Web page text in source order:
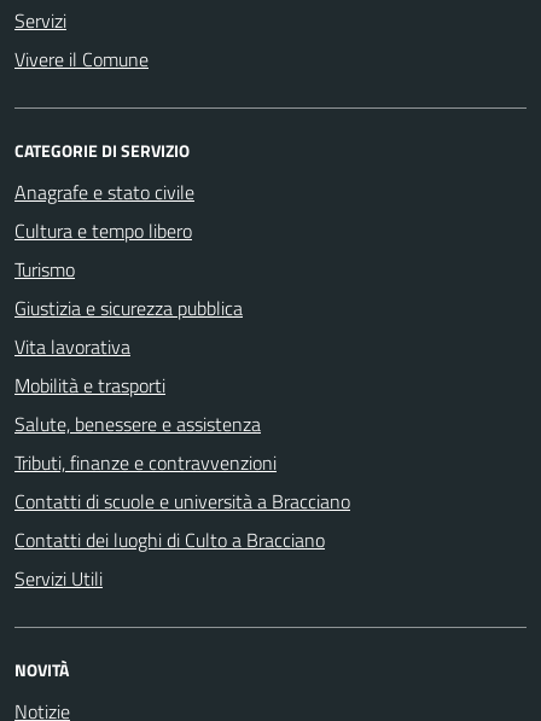
Servizi
Vivere il Comune
CATEGORIE DI SERVIZIO
Anagrafe e stato civile
Cultura e tempo libero
Turismo
Giustizia e sicurezza pubblica
Vita lavorativa
Mobilità e trasporti
Salute, benessere e assistenza
Tributi, finanze e contravvenzioni
Contatti di scuole e università a Bracciano
Contatti dei luoghi di Culto a Bracciano
Servizi Utili
NOVITÀ
Notizie